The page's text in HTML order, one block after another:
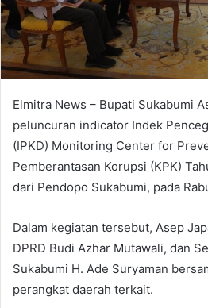
Elmitra News – Bupati Sukabumi
peluncuran indicator Indek
(IPKD) Monitoring Center for
Pemberantasan Korupsi (KPK)
dari Pendopo Sukabumi, pada
Dalam kegiatan tersebut, Asep
DPRD Budi Azhar Mutawali, dan
Sukabumi H. Ade Suryaman
perangkat daerah terkait.